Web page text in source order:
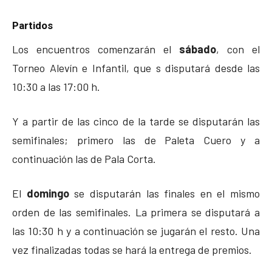
Partidos
Los encuentros comenzarán el sábado, con el
Torneo Alevín e Infantil, que s disputará desde las
10:30 a las 17:00 h.
Y a partir de las cinco de la tarde se disputarán las
semifinales; primero las de Paleta Cuero y a
continuación las de Pala Corta.
El domingose disputarán las finales en el mismo
orden de las semifinales. La primera se disputará a
las 10:30 h y a continuación se jugarán el resto. Una
vez finalizadas todas se hará la entrega de premios.